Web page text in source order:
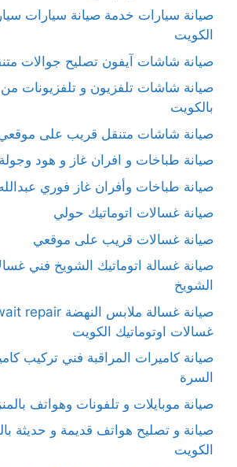
صيانة سيارات خدمة صيانة سيارات
الكويت
صيانة شاشات آيفون تصليح جوالات
صيانة شاشات تلفزيون و تلفزيونات
بالكويت
صيانة شاشات متنقل قريب على
صيانة طباخات و افران غاز و هود
صيانة طباخات وأفران غاز فوري
صيانة غسالات اتوماتيك حولي
صيانة غسالات قريب على موقعي
صيانة غسالة اتوماتيك الشويخ فني
الشويخ
غسالات اوتوماتيك الكويت
صيانة كاميرات المراقبة فني تركيب
السرة
صيانة موبايلات و تلفونات وهواتف
صيانة و تصليح هواتف قديمة و حديثة
الكويت